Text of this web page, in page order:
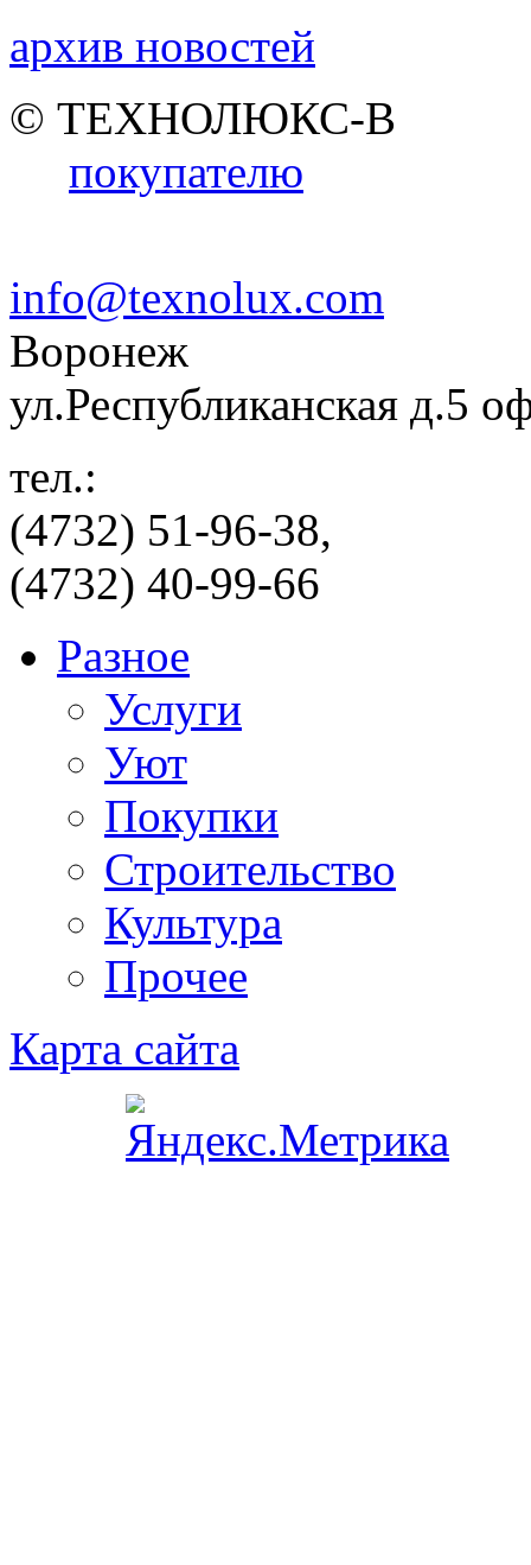
архив новостей
© ТЕХНОЛЮКС-В
покупателю
info@texnolux.com
Воронеж
ул.Республиканская д.5
тел.:
(4732) 51-96-38,
(4732) 40-99-66
Разное
Услуги
Уют
Покупки
Строительство
Культура
Прочее
Карта сайта